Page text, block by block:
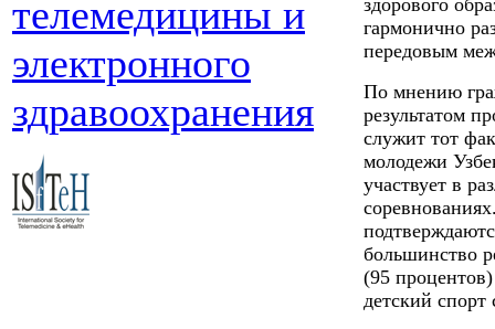
телемедицины и
электронного
здравоохранения
здорового
гармонично
передовым
По мнению
результатом
служит тот
молодежи
участвует в
большинство
(95
детский спорт